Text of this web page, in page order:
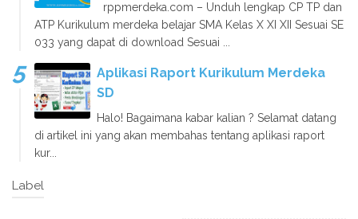
rppmerdeka.com – Unduh lengkap CP TP dan
ATP Kurikulum merdeka belajar SMA Kelas X XI XII Sesuai SE
033 yang dapat di download Sesuai ...
Aplikasi Raport Kurikulum Merdeka
SD
Halo! Bagaimana kabar kalian ? Selamat datang
di artikel ini yang akan membahas tentang aplikasi raport
kur...
Label